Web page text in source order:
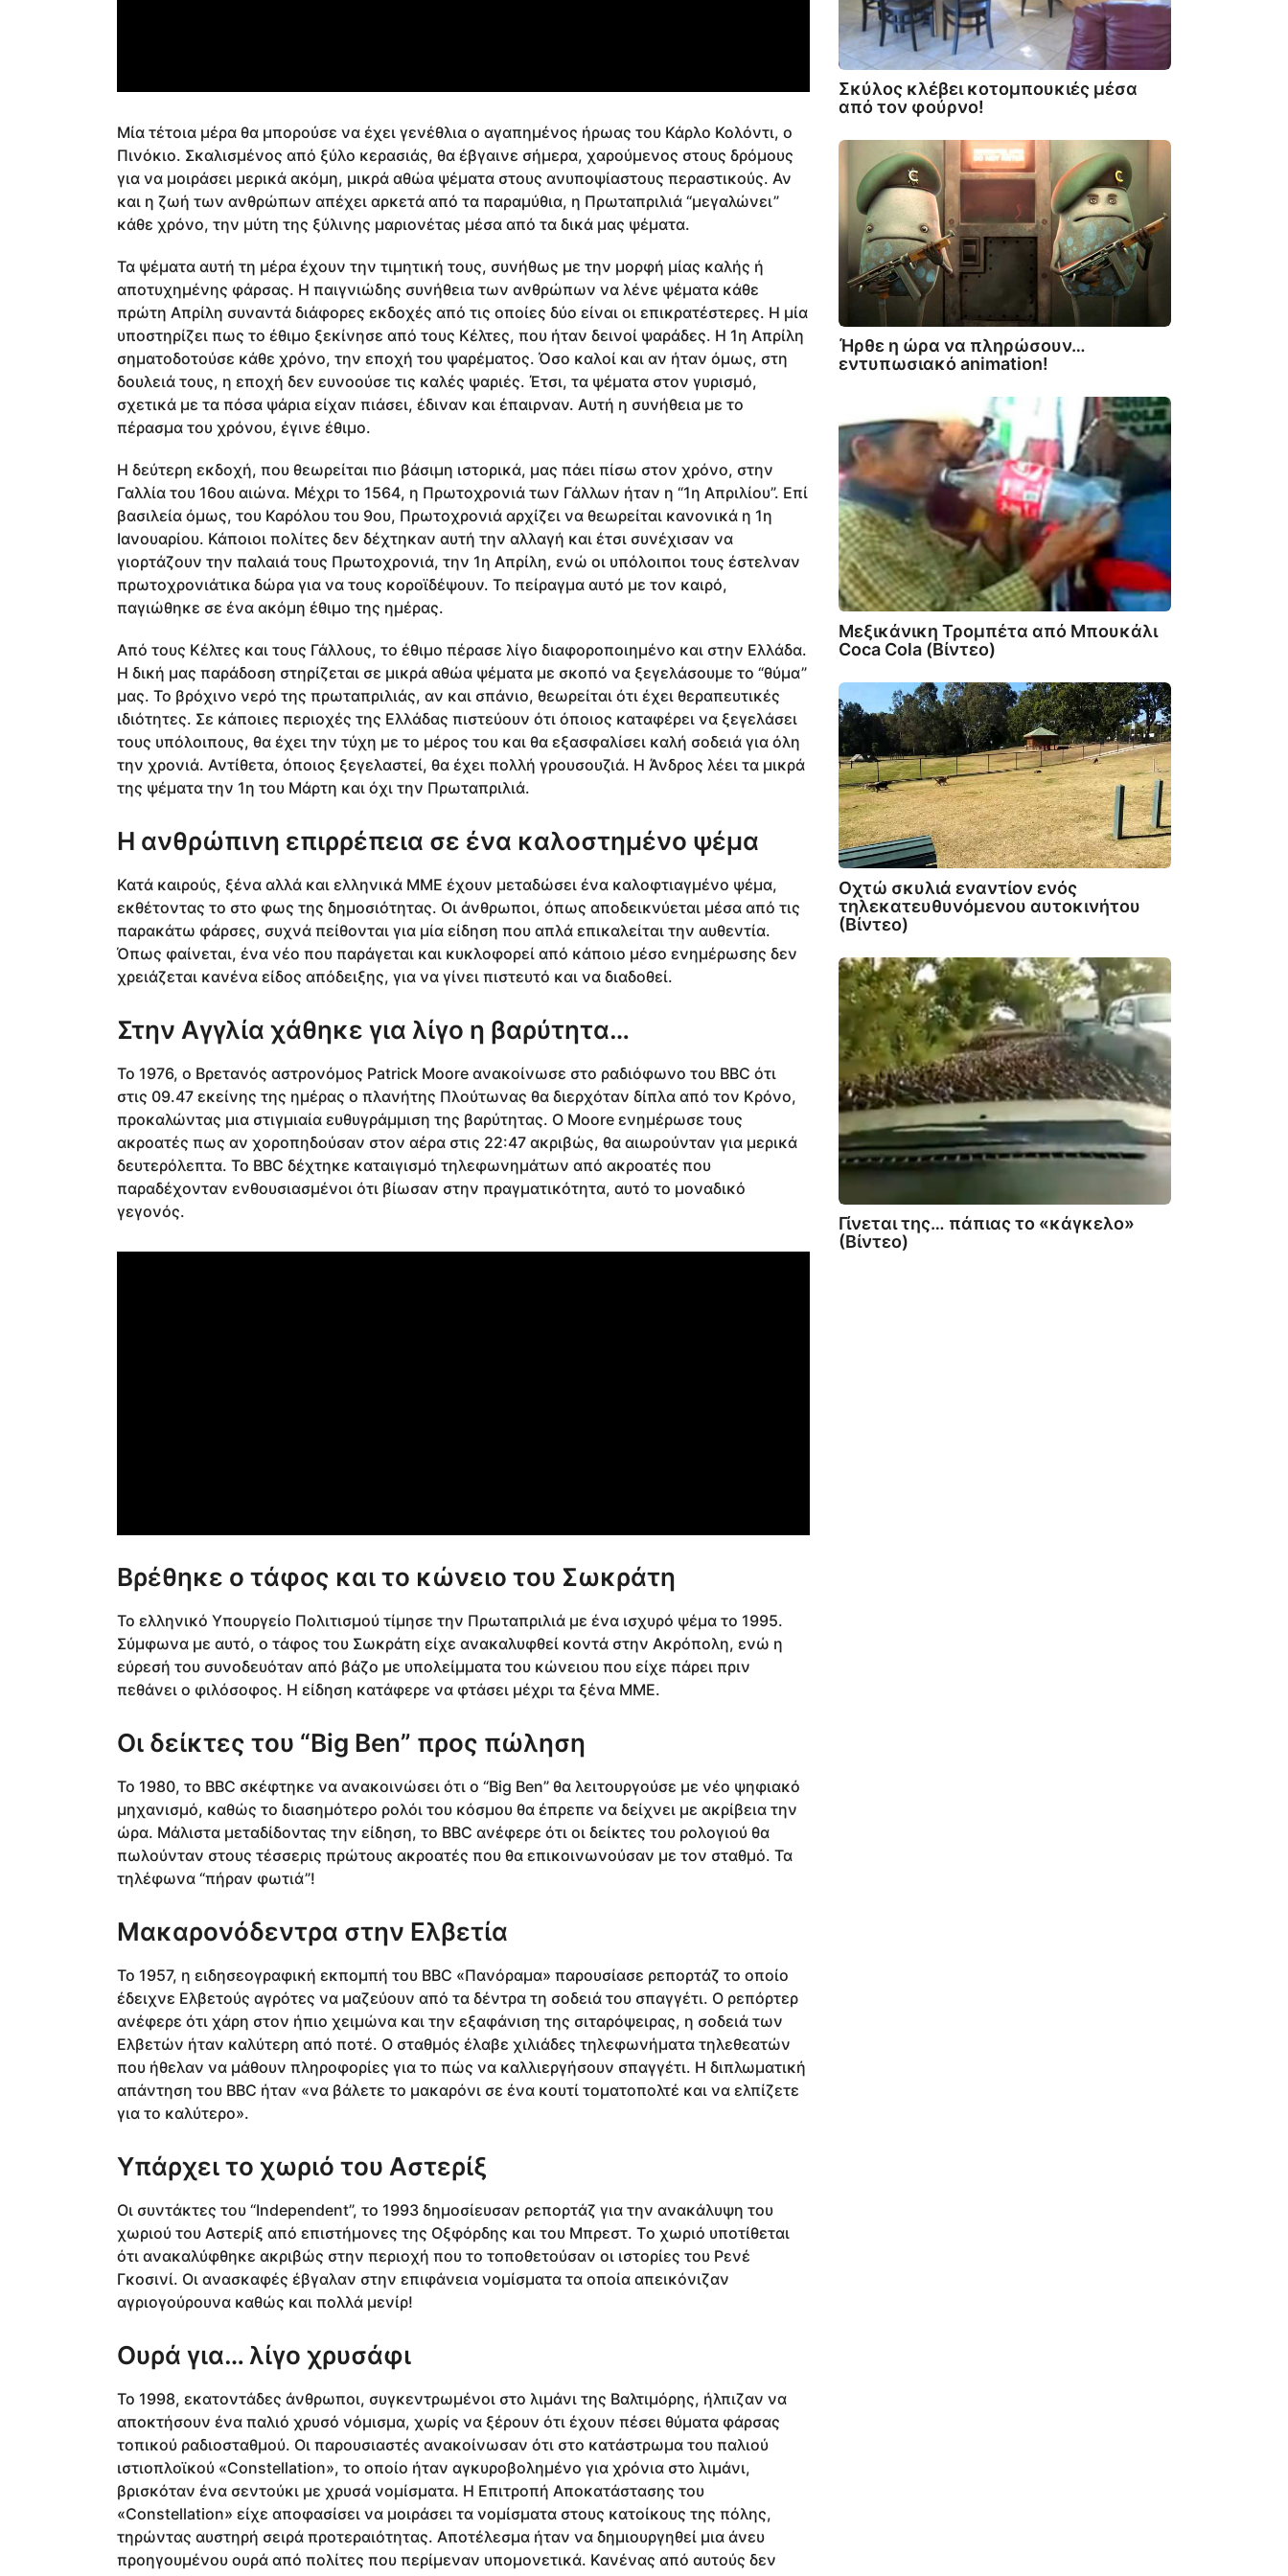
Μία τέτοια μέρα θα μπορούσε να έχει γενέθλια ο αγαπημένος ήρωας του Κάρλο Κολόντι, ο
Πινόκιο. Σκαλισμένος από ξύλο κερασιάς, θα έβγαινε σήμερα, χαρούμενος στους δρόμους
για να μοιράσει μερικά ακόμη, μικρά αθώα ψέματα στους ανυποψίαστους περαστικούς. Αν
και η ζωή των ανθρώπων απέχει αρκετά από τα παραμύθια, η Πρωταπριλιά “μεγαλώνει”
κάθε χρόνο, την μύτη της ξύλινης μαριονέτας μέσα από τα δικά μας ψέματα.
Τα ψέματα αυτή τη μέρα έχουν την τιμητική τους, συνήθως με την μορφή μίας καλής ή
αποτυχημένης φάρσας. Η παιγνιώδης συνήθεια των ανθρώπων να λένε ψέματα κάθε
πρώτη Απρίλη συναντά διάφορες εκδοχές από τις οποίες δύο είναι οι επικρατέστερες. Η μία
υποστηρίζει πως το έθιμο ξεκίνησε από τους Κέλτες, που ήταν δεινοί ψαράδες. Η 1η Απρίλη
σηματοδοτούσε κάθε χρόνο, την εποχή του ψαρέματος. Όσο καλοί και αν ήταν όμως, στη
δουλειά τους, η εποχή δεν ευνοούσε τις καλές ψαριές. Έτσι, τα ψέματα στον γυρισμό,
σχετικά με τα πόσα ψάρια είχαν πιάσει, έδιναν και έπαιρναν. Αυτή η συνήθεια με το
πέρασμα του χρόνου, έγινε έθιμο.
Η δεύτερη εκδοχή, που θεωρείται πιο βάσιμη ιστορικά, μας πάει πίσω στον χρόνο, στην
Γαλλία του 16ου αιώνα. Μέχρι το 1564, η Πρωτοχρονιά των Γάλλων ήταν η “1η Απριλίου”. Επί
βασιλεία όμως, του Καρόλου του 9ου, Πρωτοχρονιά αρχίζει να θεωρείται κανονικά η 1η
Ιανουαρίου. Κάποιοι πολίτες δεν δέχτηκαν αυτή την αλλαγή και έτσι συνέχισαν να
γιορτάζουν την παλαιά τους Πρωτοχρονιά, την 1η Απρίλη, ενώ οι υπόλοιποι τους έστελναν
πρωτοχρονιάτικα δώρα για να τους κοροϊδέψουν. Το πείραγμα αυτό με τον καιρό,
παγιώθηκε σε ένα ακόμη έθιμο της ημέρας.
Από τους Κέλτες και τους Γάλλους, το έθιμο πέρασε λίγο διαφοροποιημένο και στην Ελλάδα.
Η δική μας παράδοση στηρίζεται σε μικρά αθώα ψέματα με σκοπό να ξεγελάσουμε το “θύμα”
μας. Το βρόχινο νερό της πρωταπριλιάς, αν και σπάνιο, θεωρείται ότι έχει θεραπευτικές
ιδιότητες. Σε κάποιες περιοχές της Ελλάδας πιστεύουν ότι όποιος καταφέρει να ξεγελάσει
τους υπόλοιπους, θα έχει την τύχη με το μέρος του και θα εξασφαλίσει καλή σοδειά για όλη
την χρονιά. Αντίθετα, όποιος ξεγελαστεί, θα έχει πολλή γρουσουζιά. Η Άνδρος λέει τα μικρά
της ψέματα την 1η του Μάρτη και όχι την Πρωταπριλιά.
Η ανθρώπινη επιρρέπεια σε ένα καλοστημένο ψέμα
Κατά καιρούς, ξένα αλλά και ελληνικά ΜΜΕ έχουν μεταδώσει ένα καλοφτιαγμένο ψέμα,
εκθέτοντας το στο φως της δημοσιότητας. Οι άνθρωποι, όπως αποδεικνύεται μέσα από τις
παρακάτω φάρσες, συχνά πείθονται για μία είδηση που απλά επικαλείται την αυθεντία.
Όπως φαίνεται, ένα νέο που παράγεται και κυκλοφορεί από κάποιο μέσο ενημέρωσης δεν
χρειάζεται κανένα είδος απόδειξης, για να γίνει πιστευτό και να διαδοθεί.
Στην Αγγλία χάθηκε για λίγο η βαρύτητα…
Το 1976, ο Βρετανός αστρονόμος Patrick Moore ανακοίνωσε στο ραδιόφωνο του BBC ότι
στις 09.47 εκείνης της ημέρας ο πλανήτης Πλούτωνας θα διερχόταν δίπλα από τον Κρόνο,
προκαλώντας μια στιγμιαία ευθυγράμμιση της βαρύτητας. Ο Moore ενημέρωσε τους
ακροατές πως αν χοροπηδούσαν στον αέρα στις 22:47 ακριβώς, θα αιωρούνταν για μερικά
δευτερόλεπτα. Το BBC δέχτηκε καταιγισμό τηλεφωνημάτων από ακροατές που
παραδέχονταν ενθουσιασμένοι ότι βίωσαν στην πραγματικότητα, αυτό το μοναδικό
γεγονός.
Βρέθηκε ο τάφος και το κώνειο του Σωκράτη
Το ελληνικό Υπουργείο Πολιτισμού τίμησε την Πρωταπριλιά με ένα ισχυρό ψέμα το 1995.
Σύμφωνα με αυτό, ο τάφος του Σωκράτη είχε ανακαλυφθεί κοντά στην Ακρόπολη, ενώ η
εύρεσή του συνοδευόταν από βάζο με υπολείμματα του κώνειου που είχε πάρει πριν
πεθάνει ο φιλόσοφος. Η είδηση κατάφερε να φτάσει μέχρι τα ξένα ΜΜΕ.
Οι δείκτες του “Big Ben” προς πώληση
Το 1980, το BBC σκέφτηκε να ανακοινώσει ότι ο “Big Ben” θα λειτουργούσε με νέο ψηφιακό
μηχανισμό, καθώς το διασημότερο ρολόι του κόσμου θα έπρεπε να δείχνει με ακρίβεια την
ώρα. Μάλιστα μεταδίδοντας την είδηση, το BBC ανέφερε ότι οι δείκτες του ρολογιού θα
πωλούνταν στους τέσσερις πρώτους ακροατές που θα επικοινωνούσαν με τον σταθμό. Τα
τηλέφωνα “πήραν φωτιά”!
Μακαρονόδεντρα στην Ελβετία
Το 1957, η ειδησεογραφική εκπομπή του BBC «Πανόραμα» παρουσίασε ρεπορτάζ το οποίο
έδειχνε Ελβετούς αγρότες να μαζεύουν από τα δέντρα τη σοδειά του σπαγγέτι. O ρεπόρτερ
ανέφερε ότι χάρη στον ήπιο χειμώνα και την εξαφάνιση της σιταρόψειρας, η σοδειά των
Ελβετών ήταν καλύτερη από ποτέ. O σταθμός έλαβε χιλιάδες τηλεφωνήματα τηλεθεατών
που ήθελαν να μάθουν πληροφορίες για το πώς να καλλιεργήσουν σπαγγέτι. H διπλωματική
απάντηση του BBC ήταν «να βάλετε το μακαρόνι σε ένα κουτί τοματοπολτέ και να ελπίζετε
για το καλύτερο».
Υπάρχει το χωριό του Αστερίξ
Οι συντάκτες του “Independent”, το 1993 δημοσίευσαν ρεπορτάζ για την ανακάλυψη του
χωριού του Aστερίξ από επιστήμονες της Οξφόρδης και του Μπρεστ. Tο χωριό υποτίθεται
ότι ανακαλύφθηκε ακριβώς στην περιοχή που το τοποθετούσαν οι ιστορίες του Ρενέ
Γκοσινί. Oι ανασκαφές έβγαλαν στην επιφάνεια νομίσματα τα οποία απεικόνιζαν
αγριογούρουνα καθώς και πολλά μενίρ!
Ουρά για… λίγο χρυσάφι
Το 1998, εκατοντάδες άνθρωποι, συγκεντρωμένοι στο λιμάνι της Βαλτιμόρης, ήλπιζαν να
αποκτήσουν ένα παλιό χρυσό νόμισμα, χωρίς να ξέρουν ότι έχουν πέσει θύματα φάρσας
τοπικού ραδιοσταθμού. Οι παρουσιαστές ανακοίνωσαν ότι στο κατάστρωμα του παλιού
ιστιοπλοϊκού «Constellation», το οποίο ήταν αγκυροβολημένο για χρόνια στο λιμάνι,
βρισκόταν ένα σεντούκι με χρυσά νομίσματα. H Επιτροπή Αποκατάστασης του
«Constellation» είχε αποφασίσει να μοιράσει τα νομίσματα στους κατοίκους της πόλης,
τηρώντας αυστηρή σειρά προτεραιότητας. Αποτέλεσμα ήταν να δημιουργηθεί μια άνευ
προηγουμένου ουρά από πολίτες που περίμεναν υπομονετικά. Κανένας από αυτούς δεν
Σκύλος κλέβει κοτομπουκιές μέσα
από τον φούρνο!
Ήρθε η ώρα να πληρώσουν…
εντυπωσιακό animation!
Μεξικάνικη Τρομπέτα από Μπουκάλι
Coca Cola (Βίντεο)
Οχτώ σκυλιά εναντίον ενός
τηλεκατευθυνόμενου αυτοκινήτου
(Βίντεο)
Γίνεται της… πάπιας το «κάγκελο»
(Βίντεο)